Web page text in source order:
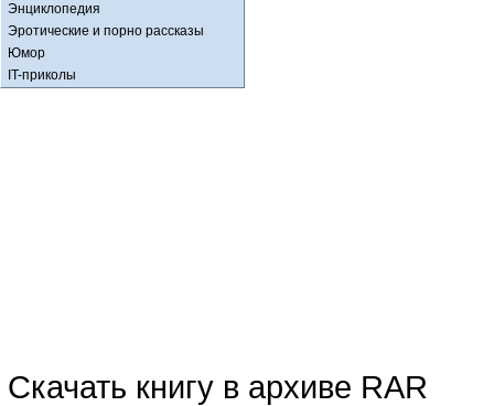
Энциклопедия
Эротические и порно рассказы
Юмор
IT-приколы
Скачать книгу в архиве RAR